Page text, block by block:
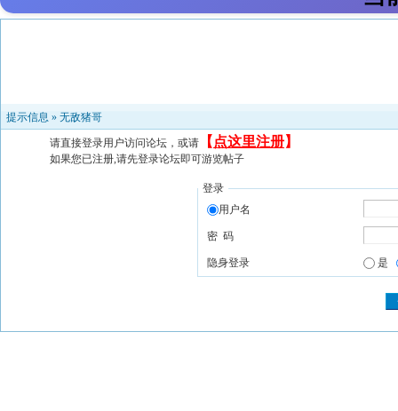
提示信息 » 无敌猪哥
请直接登录用户访问论坛，或请 【 点这里注册】
如果您已注册,请先登录论坛即可游览帖子
登录
用户名
密 码
隐身登录 是